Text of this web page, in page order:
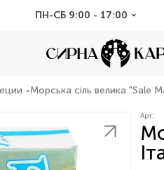
ПН-СБ 9:00 - 17:00
Морська сіль велика "Sale
Арт: